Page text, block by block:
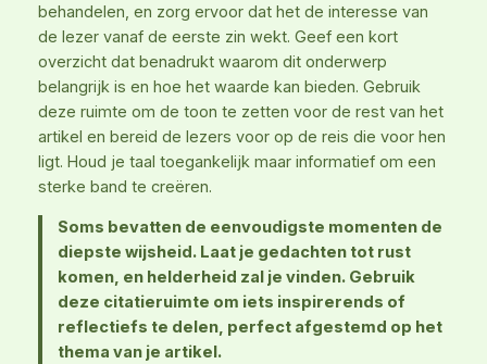
behandelen, en zorg ervoor dat het de interesse van
de lezer vanaf de eerste zin wekt. Geef een kort
overzicht dat benadrukt waarom dit onderwerp
belangrijk is en hoe het waarde kan bieden. Gebruik
deze ruimte om de toon te zetten voor de rest van het
artikel en bereid de lezers voor op de reis die voor hen
ligt. Houd je taal toegankelijk maar informatief om een
sterke band te creëren.
Soms bevatten de eenvoudigste momenten de
diepste wijsheid. Laat je gedachten tot rust
komen, en helderheid zal je vinden. Gebruik
deze citatieruimte om iets inspirerends of
reflectiefs te delen, perfect afgestemd op het
thema van je artikel.